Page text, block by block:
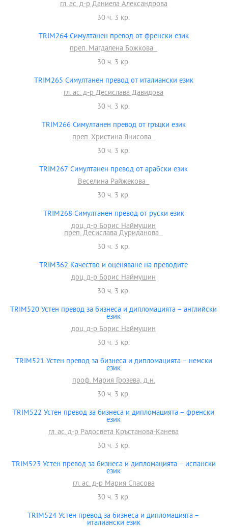
гл. ас. д-р Даниела Александрова
30 ч. 3 кр.
TRIM264 Симултанен превод от френски език
преп. Магдалена Божкова
30 ч. 3 кр.
TRIM265 Симултанен превод от италиански език
гл. ас. д-р Десислава Давидова
30 ч. 3 кр.
TRIM266 Симултанен превод от гръцки език
преп. Христина Янисова
30 ч. 3 кр.
TRIM267 Симултанен превод от арабски език
Веселина Райжекова
30 ч. 3 кр.
TRIM268 Симултанен превод от руски език
доц. д-р Борис Наймушин
преп. Десислава Дуриданова
30 ч. 3 кр.
TRIM362 Качество и оценяване на преводите
доц. д-р Борис Наймушин
30 ч. 3 кр.
TRIM520 Устен превод за бизнеса и дипломацията – английски
език
доц. д-р Борис Наймушин
30 ч. 3 кр.
TRIM521 Устен превод за бизнеса и дипломацията – немски
език
проф. Мария Грозева, д.н.
30 ч. 3 кр.
TRIM522 Устен превод за бизнеса и дипломацията – френски
език
гл. ас. д-р Радосвета Кръстанова-Канева
30 ч. 3 кр.
TRIM523 Устен превод за бизнеса и дипломацията – испански
език
гл. ас. д-р Мария Спасова
30 ч. 3 кр.
TRIM524 Устен превод за бизнеса и дипломацията –
италиански език